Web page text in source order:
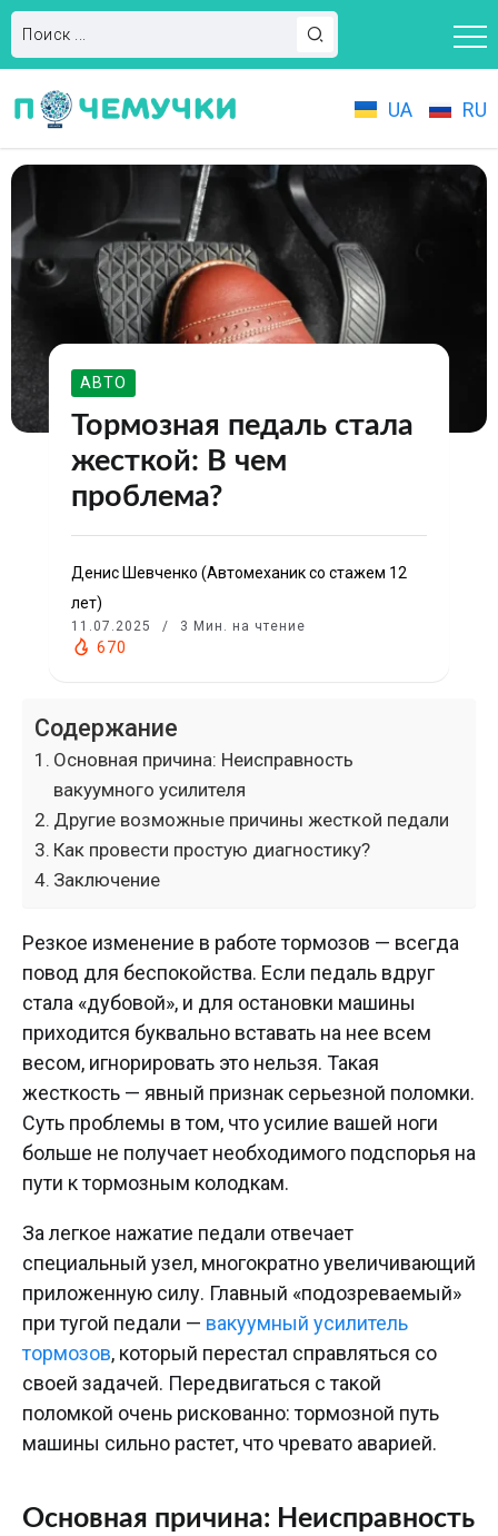
UA RU
АВТО
Тормозная педаль стала
жесткой: В чем
проблема?
Денис Шевченко (Автомеханик со стажем 12
лет)
11.07.2025 3 Мин. на чтение
670
Содержание
Основная причина: Неисправность
вакуумного усилителя
Другие возможные причины жесткой педали
Как провести простую диагностику?
Заключение
Резкое изменение в работе тормозов — всегда
повод для беспокойства. Если педаль вдруг
стала «дубовой», и для остановки машины
приходится буквально вставать на нее всем
весом, игнорировать это нельзя. Такая
жесткость — явный признак серьезной поломки.
Суть проблемы в том, что усилие вашей ноги
больше не получает необходимого подспорья на
пути к тормозным колодкам.
За легкое нажатие педали отвечает
специальный узел, многократно увеличивающий
приложенную силу. Главный «подозреваемый»
при тугой педали — вакуумный усилитель
тормозов, который перестал справляться со
своей задачей. Передвигаться с такой
поломкой очень рискованно: тормозной путь
машины сильно растет, что чревато аварией.
Основная причина: Неисправность